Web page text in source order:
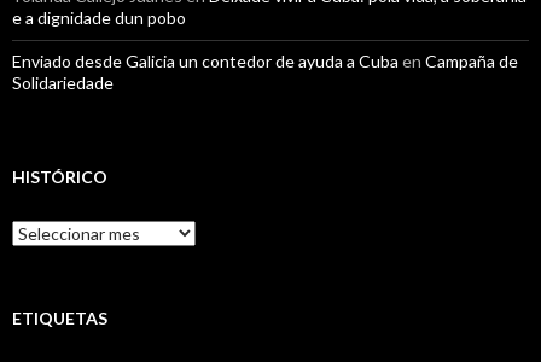
e a dignidade dun pobo
Enviado desde Galicia un contedor de ayuda a Cuba en Campaña de
Solidariedade
HISTÓRICO
Histórico
ETIQUETAS